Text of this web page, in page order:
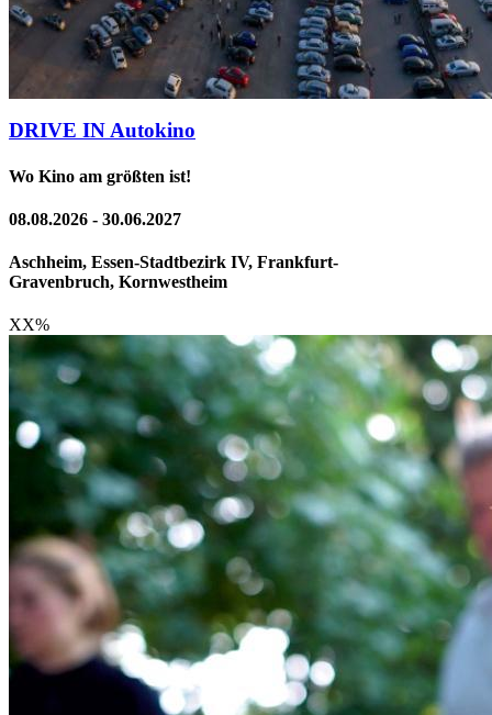
DRIVE IN Autokino
Wo Kino am größten ist!
08.08.2026 - 30.06.2027
Aschheim, Essen-Stadtbezirk IV, Frankfurt-
Gravenbruch, Kornwestheim
XX%